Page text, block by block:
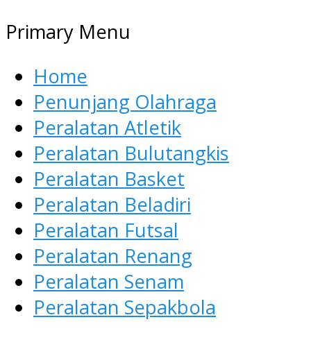
Primary Menu
Home
Penunjang Olahraga
Peralatan Atletik
Peralatan Bulutangkis
Peralatan Basket
Peralatan Beladiri
Peralatan Futsal
Peralatan Renang
Peralatan Senam
Peralatan Sepakbola